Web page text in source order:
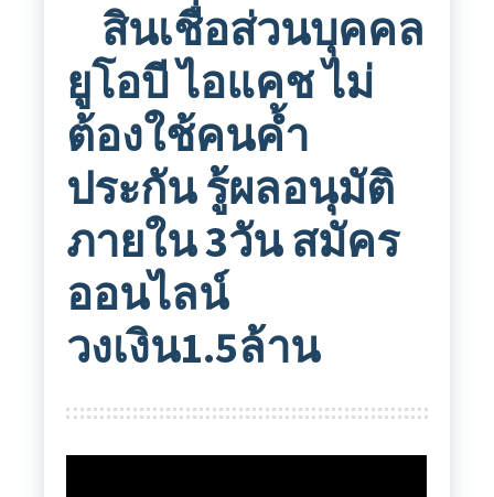
สินเชื่อส่วนบุคคล
ยูโอบี ไอแคช ไม่
ต้องใช้คนค้ำ
ประกัน รู้ผลอนุมัติ
ภายใน 3วัน สมัคร
ออนไลน์
วงเงิน1.5ล้าน